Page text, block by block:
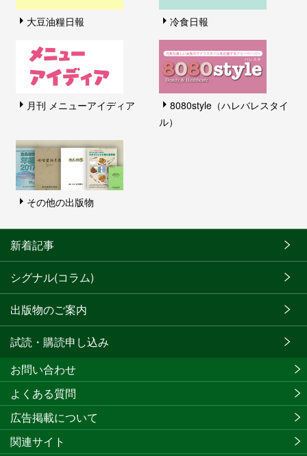
大豆油糧日報 冷食日報
月刊 メニューアイディア
8080style（ハレバレスタイ
ル）
その他の出版物
新着記事
シグナル(コラム)
出版物のご案内
試読・購読申し込み
お問い合わせ
よくある質問
広告掲載について
関連サイト